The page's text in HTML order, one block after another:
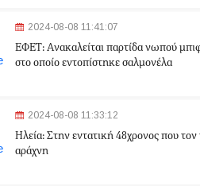
2024-08-08 11:41:07
ΕΦΕΤ: Aνακαλείται παρτίδα νωπού
στο οποίο εντοπίστηκε σαλμονέλα
2024-08-08 11:33:12
Ηλεία: Στην εντατική 48χρονος που τον
αράχνη